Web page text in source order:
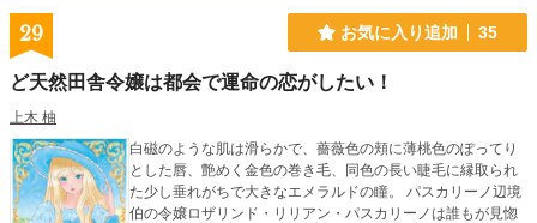
29 お気に入り追加 35
ど天然田舎令嬢は都会で運命の恋がしたい！
上木 柚
白磁のような肌は滑らかで、薔薇色の頬に薄桃色のぽってり
とした唇、艶めく金色の巻き毛、同色の長い睫毛に縁取られ
た少し垂れがちで大きなエメラルドの瞳。 パスカリーノ辺境
伯の令嬢ロザリンド・リリアン・パスカリーノは誰もが見惚